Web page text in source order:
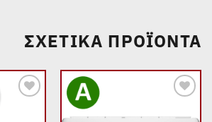
ΣΧΕΤΙΚΆ ΠΡΟΪΌΝΤΑ
wishlist